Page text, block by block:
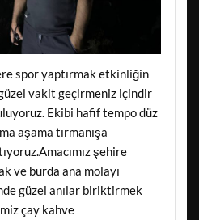
spor yaptırmak etkinliğin
vakit geçirmeniz içindir
Ekibi hafif tempo düz
aşama tırmanışa
şehire
ve burda ana molayı
güzel anılar biriktirmek
çay kahve